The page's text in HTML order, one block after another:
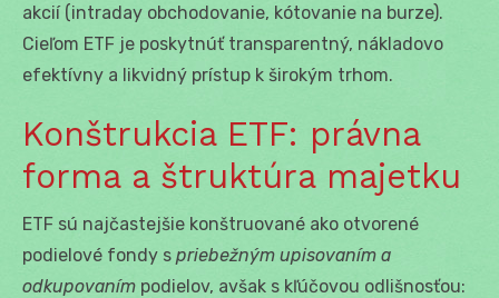
akcií (intraday obchodovanie, kótovanie na burze).
Cieľom ETF je poskytnúť transparentný, nákladovo
efektívny a likvidný prístup k širokým trhom.
Konštrukcia ETF: právna
forma a štruktúra majetku
ETF sú najčastejšie konštruované ako otvorené
podielové fondy s priebežným upisovaním a
odkupovaním podielov, avšak s kľúčovou odlišnosťou: